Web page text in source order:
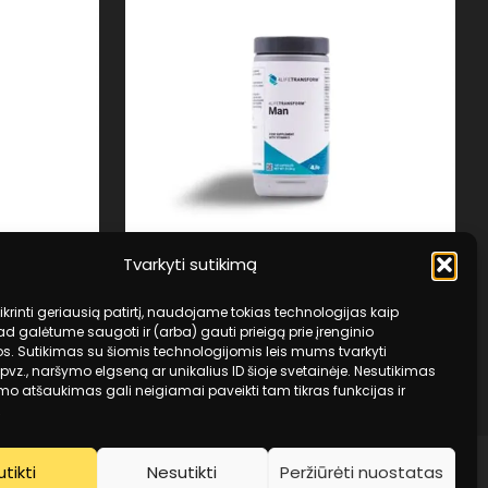
Tvarkyti sutikimą
geriausią patirtį, naudojame tokias technologijas kaip
galėtume saugoti ir (arba) gauti prieigą prie įrenginio
Sutikimas su šiomis technologijomis leis mums tvarkyti
naršymo elgseną ar unikalius ID šioje svetainėje. Nesutikimas
atšaukimas gali neigiamai paveikti tam tikras funkcijas ir
Nesutikti Peržiūrėti nuostatas
4LifeTransform™ Man
€ 50,49